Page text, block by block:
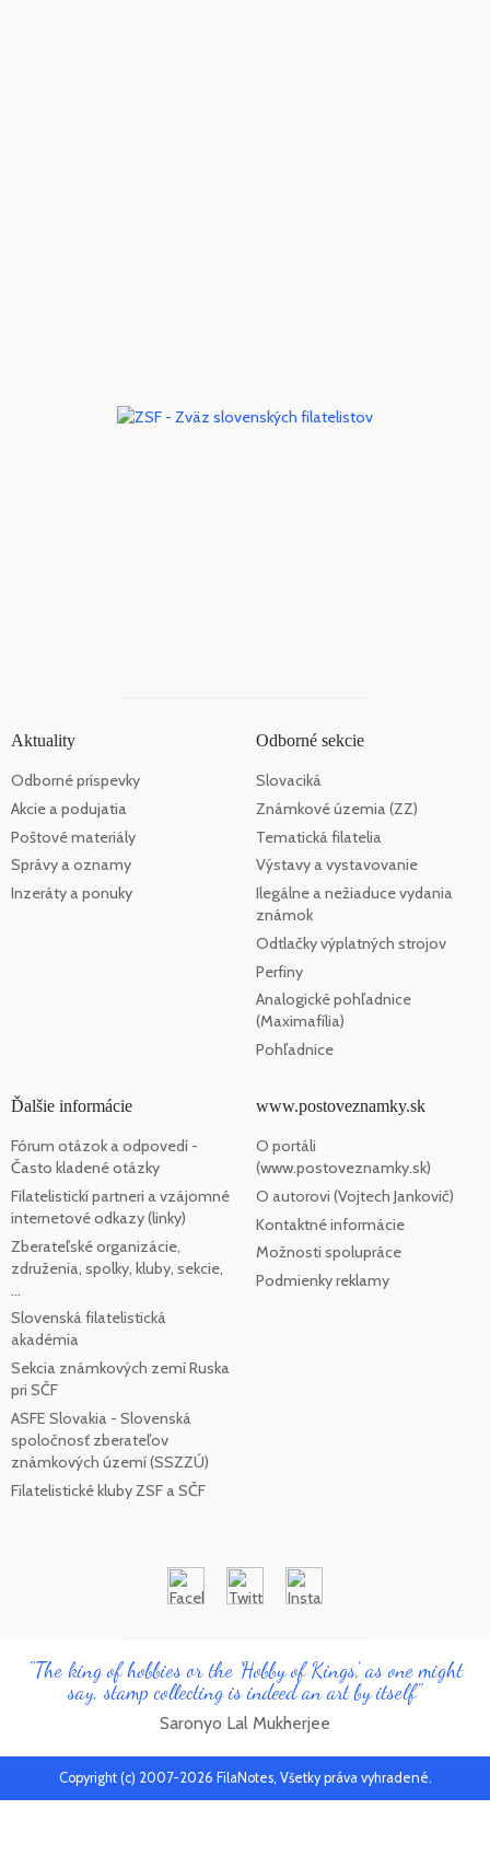
Aktuality
Odborné príspevky
Akcie a podujatia
Poštové materiály
Správy a oznamy
Inzeráty a ponuky
Odborné sekcie
Slovaciká
Známkové územia (ZZ)
Tematická filatelia
Výstavy a vystavovanie
Ilegálne a nežiaduce vydania
známok
Odtlačky výplatných strojov
Perfiny
Analogické pohľadnice
(Maximafília)
Pohľadnice
Ďalšie informácie
Fórum otázok a odpovedí -
Často kladené otázky
Filatelistickí partneri a vzájomné
internetové odkazy (linky)
Zberateľské organizácie,
združenia, spolky, kluby, sekcie,
...
Slovenská filatelistická
akadémia
Sekcia známkových zemí Ruska
pri SČF
ASFE Slovakia - Slovenská
spoločnosť zberateľov
známkových území (SSZZÚ)
Filatelistické kluby ZSF a SČF
www.postoveznamky.sk
O portáli
(www.postoveznamky.sk)
O autorovi (Vojtech Jankovič)
Kontaktné informácie
Možnosti spolupráce
Podmienky reklamy
"The king of hobbies or the 'Hobby of Kings', as one might
say, stamp collecting is indeed an art by itself"
Saronyo Lal Mukherjee
Copyright (c) 2007-2026 FilaNotes, Všetky práva vyhradené.